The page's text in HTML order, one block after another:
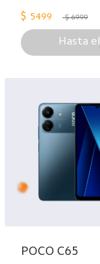
$ 5499 $ 6999
Hasta el
POCO C65